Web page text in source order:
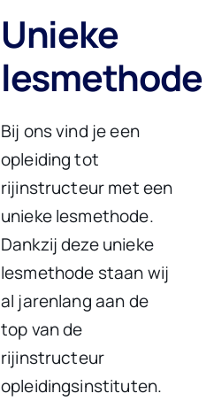
Unieke
lesmethode
Bij ons vind je een
opleiding tot
rijinstructeur met een
unieke lesmethode.
Dankzij deze unieke
lesmethode staan wij
al jarenlang aan de
top van de
rijinstructeur
opleidingsinstituten.